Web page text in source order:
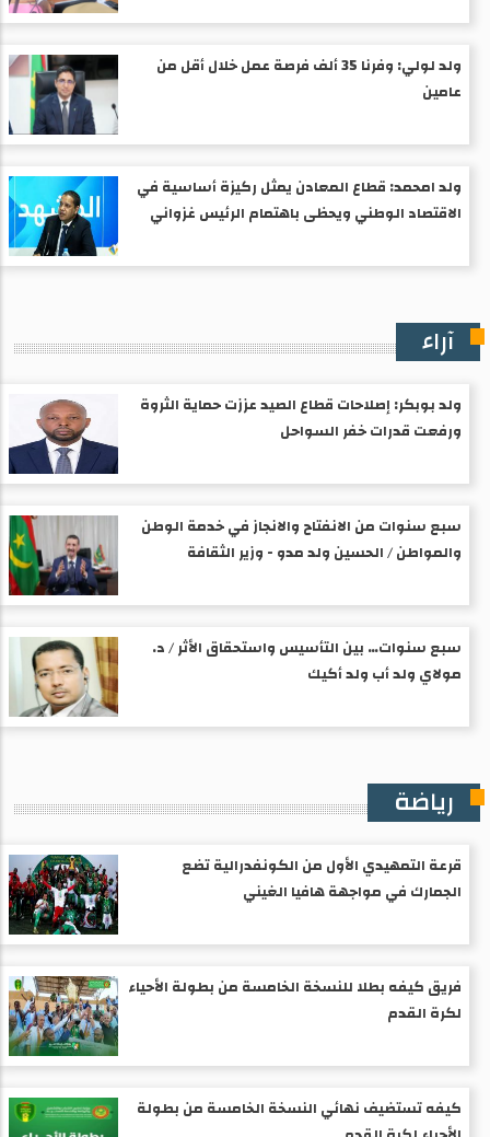
ولد لولي: وفرنا 35 ألف فرصة عمل خلال أقل من
عامين
ولد امحمد: قطاع المعادن يمثل ركيزة أساسية في
الاقتصاد الوطني ويحظى باهتمام الرئيس غزواني
آراء
ولد بوبكر: إصلاحات قطاع الصيد عززت حماية الثروة
ورفعت قدرات خفر السواحل
سبع سنوات من الانفتاح والانجاز في خدمة الوطن
والمواطن / الحسين ولد مدو - وزير الثقافة
سبع سنوات… بين التأسيس واستحقاق الأثر / د.
مولاي ولد أب ولد أكيك
رياضة
قرعة التمهيدي الأول من الكونفدرالية تضع
الجمارك في مواجهة هافيا الغيني
فريق كيفه بطلا للنسخة الخامسة من بطولة الأحياء
لكرة القدم
كيفه تستضيف نهائي النسخة الخامسة من بطولة